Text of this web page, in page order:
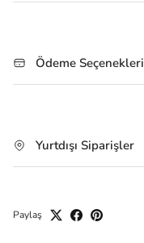
Ödeme Seçenekleri
Yurtdışı Siparişler
Paylaş